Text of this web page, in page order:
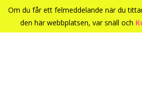
Om du får ett felmeddelande när du
den här webbplatsen, var snäll och